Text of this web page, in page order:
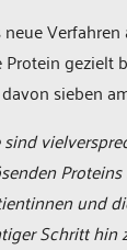
gezielt
sieben
sind
und
Schritt hin